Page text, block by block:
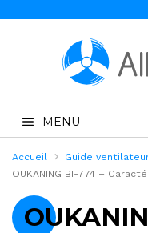
MENU
Accueil
Guide
OUKANING BI-774 –